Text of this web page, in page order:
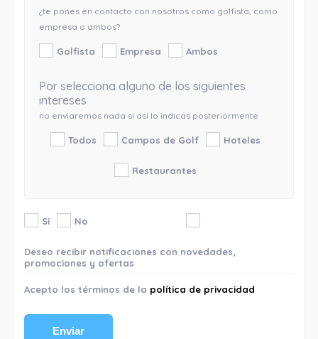
¿te pones en contacto con nosotros como golfista, como
empresa o ambos?
Golfista Empresa Ambos
Por selecciona alguno de los siguientes
intereses
no enviaremos nada si así lo indicas posteriormente
Todos Campos de Golf Hoteles
Restaurantes
Si No
Deseo recibir notificaciones con novedades,
promociones y ofertas
Acepto los términos de la política de privacidad